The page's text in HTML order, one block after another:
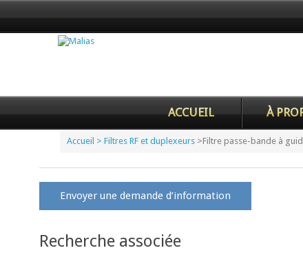
ACCUEIL À
Accueil > Filtres RF et duplexeurs >Filtre passe-bande à
Envoyer une demande d’information
Recherche associée